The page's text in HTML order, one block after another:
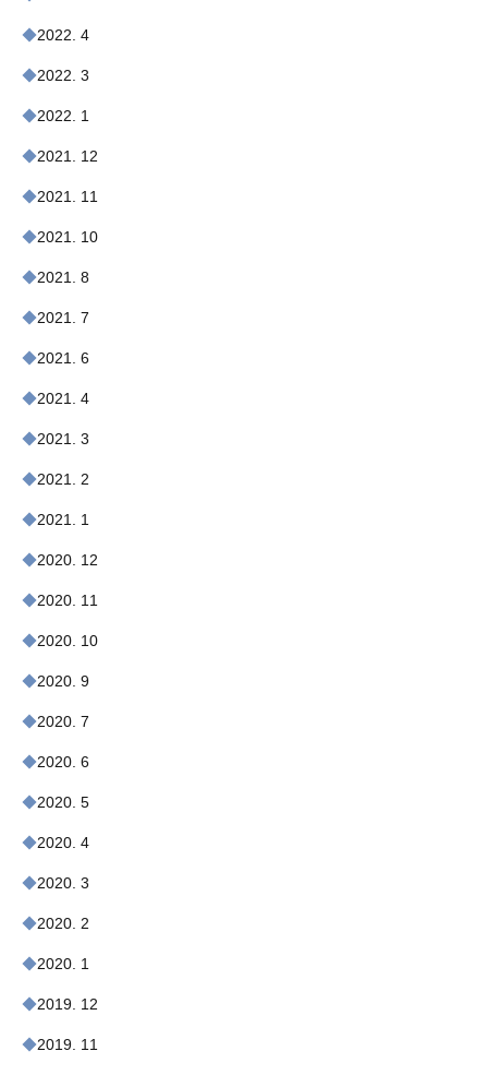
2022. 4
2022. 3
2022. 1
2021. 12
2021. 11
2021. 10
2021. 8
2021. 7
2021. 6
2021. 4
2021. 3
2021. 2
2021. 1
2020. 12
2020. 11
2020. 10
2020. 9
2020. 7
2020. 6
2020. 5
2020. 4
2020. 3
2020. 2
2020. 1
2019. 12
2019. 11